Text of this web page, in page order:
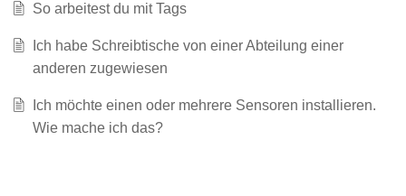
So arbeitest du mit Tags
Ich habe Schreibtische von einer Abteilung einer
anderen zugewiesen
Ich möchte einen oder mehrere Sensoren installieren.
Wie mache ich das?